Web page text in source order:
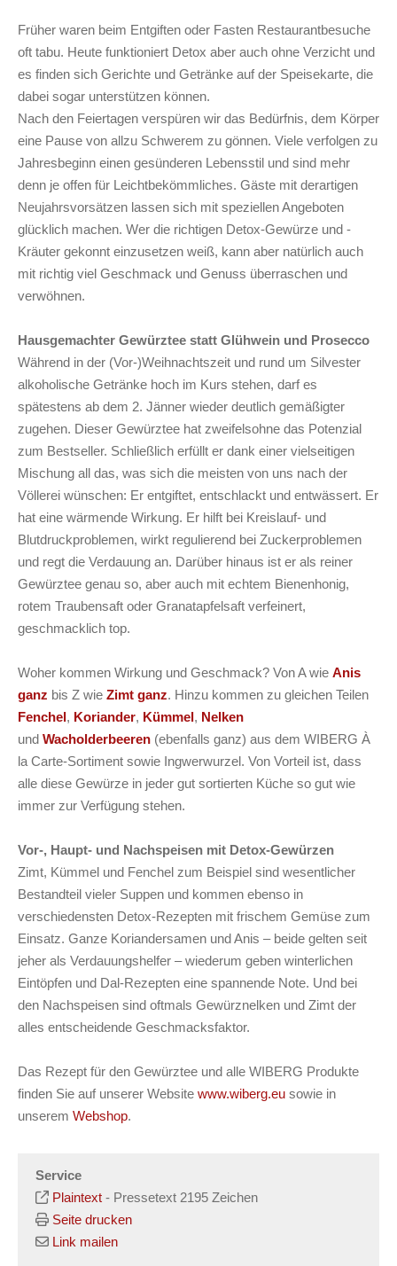
Früher waren beim Entgiften oder Fasten Restaurantbesuche
oft tabu. Heute funktioniert Detox aber auch ohne Verzicht und
es finden sich Gerichte und Getränke auf der Speisekarte, die
dabei sogar unterstützen können.
Nach den Feiertagen verspüren wir das Bedürfnis, dem Körper
eine Pause von allzu Schwerem zu gönnen. Viele verfolgen zu
Jahresbeginn einen gesünderen Lebensstil und sind mehr
denn je offen für Leichtbekömmliches. Gäste mit derartigen
Neujahrsvorsätzen lassen sich mit speziellen Angeboten
glücklich machen. Wer die richtigen Detox-Gewürze und -
Kräuter gekonnt einzusetzen weiß, kann aber natürlich auch
mit richtig viel Geschmack und Genuss überraschen und
verwöhnen.
Hausgemachter Gewürztee statt Glühwein und Prosecco
Während in der (Vor-)Weihnachtszeit und rund um Silvester
alkoholische Getränke hoch im Kurs stehen, darf es
spätestens ab dem 2. Jänner wieder deutlich gemäßigter
zugehen. Dieser Gewürztee hat zweifelsohne das Potenzial
zum Bestseller. Schließlich erfüllt er dank einer vielseitigen
Mischung all das, was sich die meisten von uns nach der
Völlerei wünschen: Er entgiftet, entschlackt und entwässert. Er
hat eine wärmende Wirkung. Er hilft bei Kreislauf- und
Blutdruckproblemen, wirkt regulierend bei Zuckerproblemen
und regt die Verdauung an. Darüber hinaus ist er als reiner
Gewürztee genau so, aber auch mit echtem Bienenhonig,
rotem Traubensaft oder Granatapfelsaft verfeinert,
geschmacklich top.
Woher kommen Wirkung und Geschmack? Von A wie Anis
ganz bis Z wie Zimt ganz. Hinzu kommen zu gleichen Teilen
Fenchel, Koriander, Kümmel, Nelken
und Wacholderbeeren (ebenfalls ganz) aus dem WIBERG À
la Carte-Sortiment sowie Ingwerwurzel. Von Vorteil ist, dass
alle diese Gewürze in jeder gut sortierten Küche so gut wie
immer zur Verfügung stehen.
Vor-, Haupt- und Nachspeisen mit Detox-Gewürzen
Zimt, Kümmel und Fenchel zum Beispiel sind wesentlicher
Bestandteil vieler Suppen und kommen ebenso in
verschiedensten Detox-Rezepten mit frischem Gemüse zum
Einsatz. Ganze Koriandersamen und Anis – beide gelten seit
jeher als Verdauungshelfer – wiederum geben winterlichen
Eintöpfen und Dal-Rezepten eine spannende Note. Und bei
den Nachspeisen sind oftmals Gewürznelken und Zimt der
alles entscheidende Geschmacksfaktor.
Das Rezept für den Gewürztee und alle WIBERG Produkte
finden Sie auf unserer Website www.wiberg.eu sowie in
unserem Webshop.
Service
Plaintext - Pressetext 2195 Zeichen
Seite drucken
Link mailen